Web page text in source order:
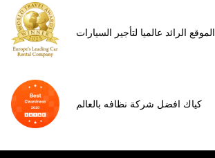
الموقع الرائد عالميا لتأجير السيارات
كياك افضل شركة نظافه بالعالم